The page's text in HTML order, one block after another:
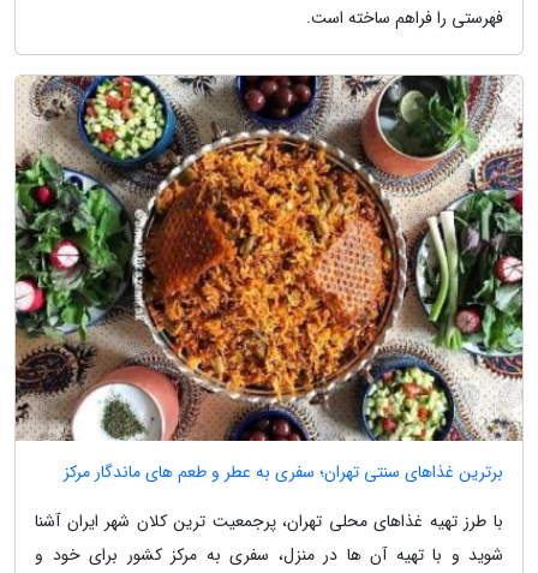
فهرستی را فراهم ساخته است.
برترین غذاهای سنتی تهران؛ سفری به عطر و طعم های ماندگار مرکز
با طرز تهیه غذاهای محلی تهران، پرجمعیت ترین کلان شهر ایران آشنا
شوید و با تهیه آن ها در منزل، سفری به مرکز کشور برای خود و